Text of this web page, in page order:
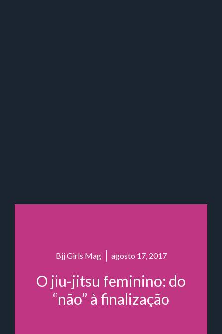
Bjj Girls Mag agosto 17, 2017
O jiu-jitsu feminino: do
“não” à finalização